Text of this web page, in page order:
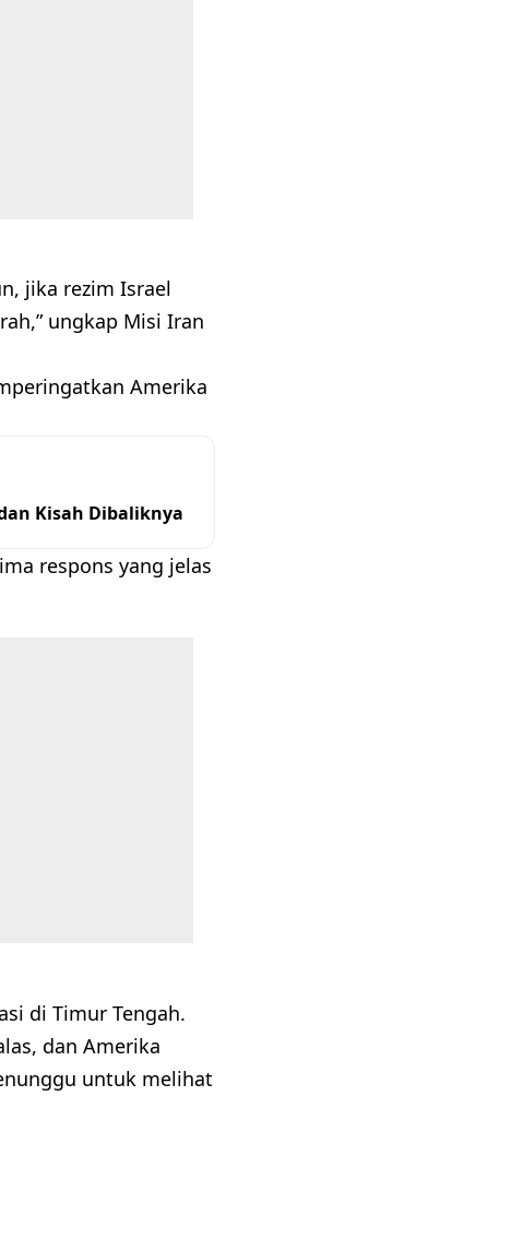
jika rezim Israel
ungkap Misi Iran
Amerika
Kisah Dibaliknya
respons yang jelas
di Timur Tengah.
dan Amerika
untuk melihat